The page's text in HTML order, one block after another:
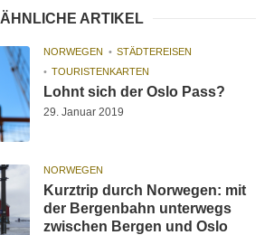
ÄHNLICHE ARTIKEL
NORWEGEN
STÄDTEREISEN
TOURISTENKARTEN
Lohnt sich der Oslo Pass?
29. Januar 2019
NORWEGEN
Kurztrip durch Norwegen: mit
der Bergenbahn unterwegs
zwischen Bergen und Oslo